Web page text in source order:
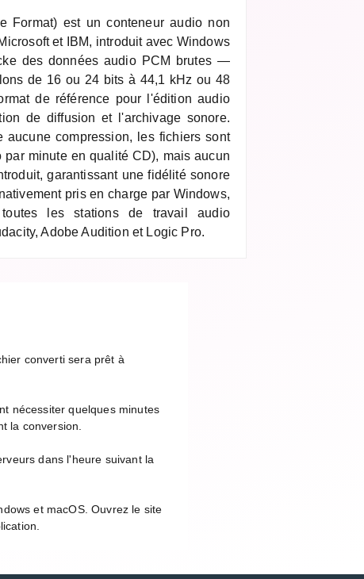
Format) est un conteneur audio non
et IBM, introduit avec Windows
des données audio PCM brutes —
de 16 ou 24 bits à 44,1 kHz ou 48
de référence pour l'édition audio
de diffusion et l'archivage sonore.
aucune compression, les fichiers sont
minute en qualité CD), mais aucun
garantissant une fidélité sonore
pris en charge par Windows,
toutes les stations de travail audio
Adobe Audition et Logic Pro.
converti sera prêt à
nécessiter quelques minutes
la conversion.
dans l'heure suivant la
et macOS. Ouvrez le site